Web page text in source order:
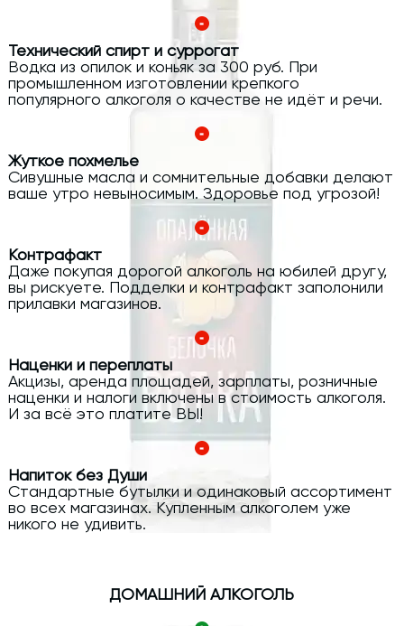
Технический спирт и суррогат
Водка из опилок и коньяк за 300 руб. При
промышленном изготовлении крепкого
популярного алкоголя о качестве не идёт и речи.
Жуткое похмелье
Сивушные масла и сомнительные добавки делают
ваше утро невыносимым. Здоровье под угрозой!
Контрафакт
Даже покупая дорогой алкоголь на юбилей другу,
вы рискуете. Подделки и контрафакт заполонили
прилавки магазинов.
Наценки и переплаты
Акцизы, аренда площадей, зарплаты, розничные
наценки и налоги включены в стоимость алкоголя.
И за всё это платите ВЫ!
Напиток без Души
Стандартные бутылки и одинаковый ассортимент
во всех магазинах. Купленным алкоголем уже
никого не удивить.
ДОМАШНИЙ АЛКОГОЛЬ